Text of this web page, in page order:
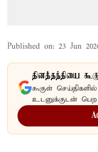
Published on: 23 Jun
தினத்தந்தியை
கூகுள்
உடனுக்குடன் பெற